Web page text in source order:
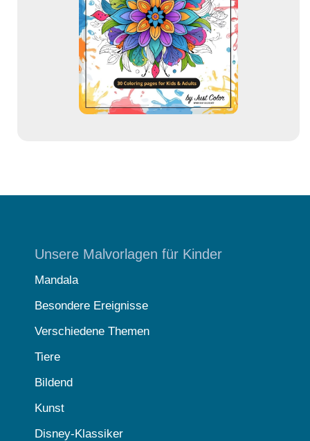
Unsere Malvorlagen für Kinder
Mandala
Besondere Ereignisse
Verschiedene Themen
Tiere
Bildend
Kunst
Disney-Klassiker